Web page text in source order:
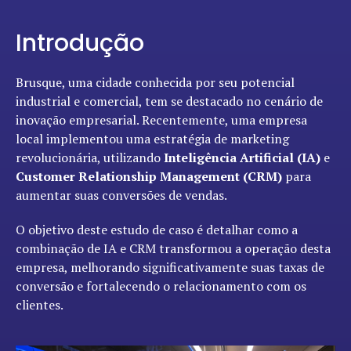
Introdução
Brusque, uma cidade conhecida por seu potencial
industrial e comercial, tem se destacado no cenário de
inovação empresarial. Recentemente, uma empresa
local implementou uma estratégia de marketing
revolucionária, utilizandoInteligência Artificial (IA) e
Customer Relationship Management (CRM) para
aumentar suas conversões de vendas.
O objetivo deste estudo de caso é detalhar como a
combinação de IA e CRM transformou a operação desta
empresa, melhorando significativamente suas taxas de
conversão e fortalecendo o relacionamento com os
clientes.